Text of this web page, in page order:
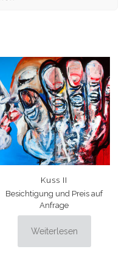
Kuss II
Besichtigung und Preis auf
Anfrage
Weiterlesen